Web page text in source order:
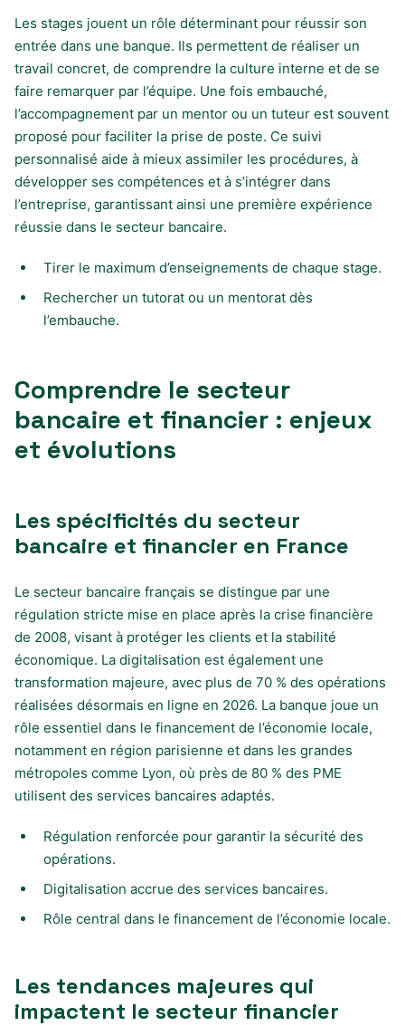
Les stages jouent un rôle déterminant pour réussir son
entrée dans une banque. Ils permettent de réaliser un
travail concret, de comprendre la culture interne et de se
faire remarquer par l’équipe. Une fois embauché,
l’accompagnement par un mentor ou un tuteur est souvent
proposé pour faciliter la prise de poste. Ce suivi
personnalisé aide à mieux assimiler les procédures, à
développer ses compétences et à s’intégrer dans
l’entreprise, garantissant ainsi une première expérience
réussie dans le secteur bancaire.
Tirer le maximum d’enseignements de chaque stage.
Rechercher un tutorat ou un mentorat dès
l’embauche.
Comprendre le secteur
bancaire et financier : enjeux
et évolutions
Les spécificités du secteur
bancaire et financier en France
Le secteur bancaire français se distingue par une
régulation stricte mise en place après la crise financière
de 2008, visant à protéger les clients et la stabilité
économique. La digitalisation est également une
transformation majeure, avec plus de 70 % des opérations
réalisées désormais en ligne en 2026. La banque joue un
rôle essentiel dans le financement de l’économie locale,
notamment en région parisienne et dans les grandes
métropoles comme Lyon, où près de 80 % des PME
utilisent des services bancaires adaptés.
Régulation renforcée pour garantir la sécurité des
opérations.
Digitalisation accrue des services bancaires.
Rôle central dans le financement de l’économie locale.
Les tendances majeures qui
impactent le secteur financier